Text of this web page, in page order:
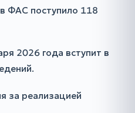
ФАС поступило 118
2026 года вступит в
за реализацией